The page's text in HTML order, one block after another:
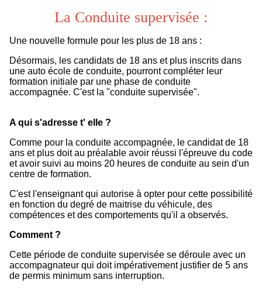
La Conduite supervisée :
Une nouvelle formule pour les plus de 18 ans :
Désormais, les candidats de 18 ans et plus inscrits dans
une auto école de conduite, pourront compléter leur
formation initiale par une phase de conduite
accompagnée. C'est la "conduite supervisée".
A qui s'adresse t' elle ?
Comme pour la conduite accompagnée, le candidat de 18
ans et plus doit au préalable avoir réussi l'épreuve du code
et avoir suivi au moins 20 heures de conduite au sein d'un
centre de formation.
C'est l'enseignant qui autorise à opter pour cette possibilité
en fonction du degré de maitrise du véhicule, des
compétences et des comportements qu'il a observés.
Comment ?
Cette période de conduite supervisée se déroule avec un
accompagnateur qui doit impérativement justifier de 5 ans
de permis minimum sans interruption.